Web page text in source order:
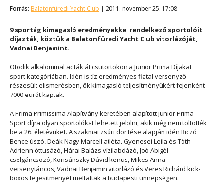
Forrás: Balatonfüredi Yacht Club | 2011. november 25. 17:08
9 sportág kimagasló eredményekkel rendelkező sportolóit
díjazták, köztük a Balatonfüredi Yacht Club vitorlázóját,
Vadnai Benjamint.
Ötödik alkalommal adták át csütörtökön a Junior Prima Díjakat
sport kategóriában. Idén is tíz eredményes fiatal versenyző
részesült elismerésben, ők kimagasló teljesítményükért fejenként
7000 eurót kaptak.
A Prima Primissima Alapítvány keretében alapított Junior Prima
Sport díjra olyan sportolókat lehetett jelölni, akik még nem töltötték
be a 26. életévüket. A szakmai zsűri döntése alapján idén Biczó
Bence úszó, Deák Nagy Marcell atléta, Gyenesei Leila és Tóth
Adrienn öttusázó, Hárai Balázs vízilabdázó, Joó Abigél
cselgáncsozó, Korisánszky Dávid kenus, Mikes Anna
versenytáncos, Vadnai Benjamin vitorlázó és Veres Richárd kick-
boxos teljesítményét méltatták a budapesti ünnepségen.